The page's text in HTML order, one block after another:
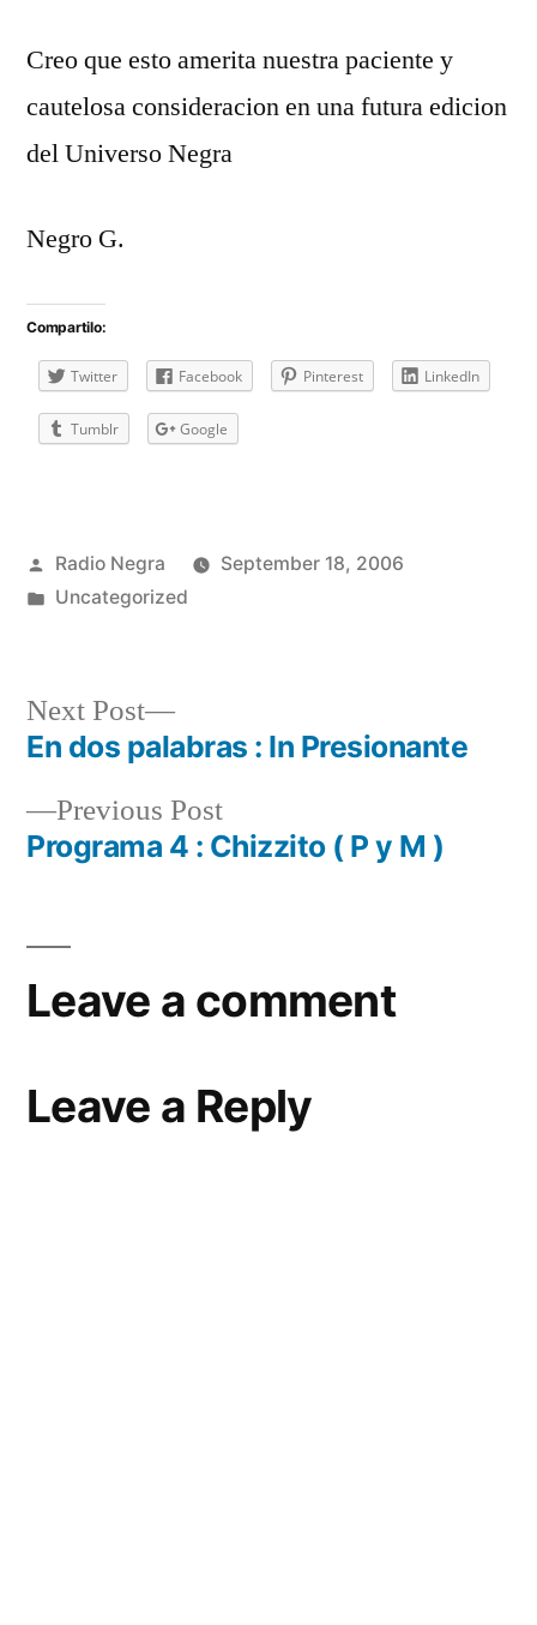
Creo que esto amerita nuestra paciente y
cautelosa consideracion en una futura edicion
del Universo Negra
Negro G.
Compartilo:
Twitter Facebook Pinterest LinkedIn
Tumblr Google
Posted
by
Radio Negra
September 18, 2006
Posted
Uncategorized
Post
navigation
Previous PostPrevious
post:
Programa 4 : Chizzito ( P y M )
Next Post
Next
post:
En dos palabras : In Presionante
Leave a comment
Leave a Reply